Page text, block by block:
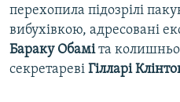
перехопила підозрілі
вибухівкою, адресовані
Бараку Обаміта
секретареві Гілларі